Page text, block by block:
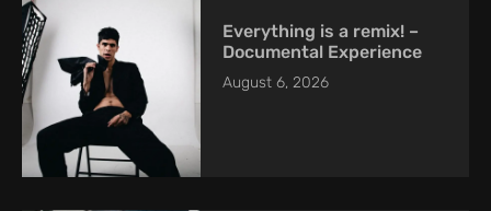
Everything is a remix! –
Documental Experience
August 6, 2026